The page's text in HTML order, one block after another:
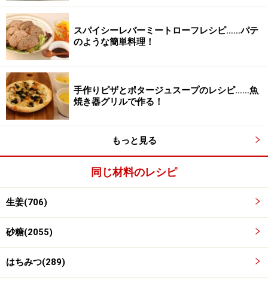
が残らないように粉砕する。
スパイシーレバーミートローフレシピ……パテ
のような簡単料理！
手作りピザとポタージュスープのレシピ……魚
焼き器グリルで作る！
もっと見る
同じ材料のレシピ
生姜(706)
砂糖(2055)
はちみつ(289)